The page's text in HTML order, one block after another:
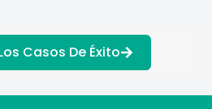
Casos De Éxito